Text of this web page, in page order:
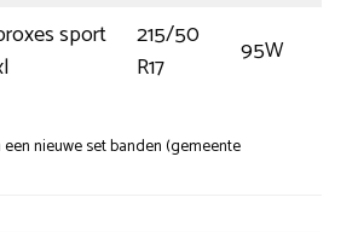
sport
215/50
R17
95W
nieuwe set banden (gemeente